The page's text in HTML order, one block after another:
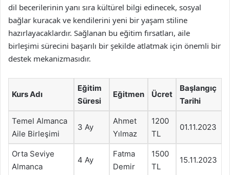
dil becerilerinin yanı sıra kültürel bilgi edinecek, sosyal
bağlar kuracak ve kendilerini yeni bir yaşam stiline
hazırlayacaklardır. Sağlanan bu eğitim fırsatları, aile
birleşimi sürecini başarılı bir şekilde atlatmak için önemli bir
destek mekanizmasıdır.
Kurs Adı
Eğitim
Süresi
Eğitmen Ücret
Başlangıç
Tarihi
Temel Almanca
Aile Birleşimi
3 Ay
Ahmet
Yılmaz
1200
TL
01.11.2023
Orta Seviye
Almanca
4 Ay
Fatma
Demir
1500
TL
15.11.2023